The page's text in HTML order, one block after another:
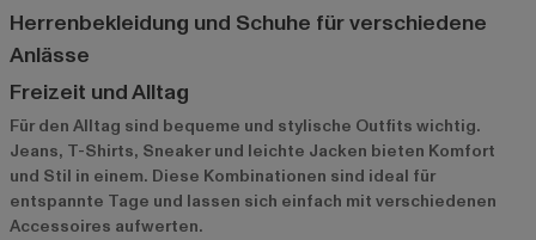
Herrenbekleidung und Schuhe für verschiedene
Anlässe
Freizeit und Alltag
Für den Alltag sind bequeme und stylische Outfits wichtig.
Jeans, T-Shirts, Sneaker und leichte Jacken bieten Komfort
und Stil in einem. Diese Kombinationen sind ideal für
entspannte Tage und lassen sich einfach mit verschiedenen
Accessoires aufwerten.